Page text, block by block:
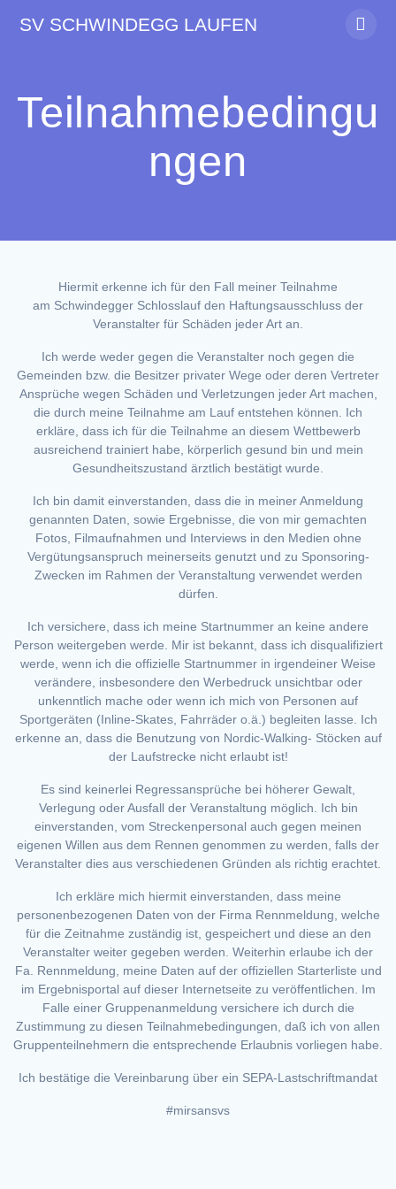
Inhalt
SV SCHWINDEGG LAUFEN
Teilnahmebedingu
ngen
Hiermit erkenne ich für den Fall meiner Teilnahme
am Schwindegger Schlosslauf den Haftungsausschluss der
Veranstalter für Schäden jeder Art an.
Ich werde weder gegen die Veranstalter noch gegen die
Gemeinden bzw. die Besitzer privater Wege oder deren Vertreter
Ansprüche wegen Schäden und Verletzungen jeder Art machen,
die durch meine Teilnahme am Lauf entstehen können. Ich
erkläre, dass ich für die Teilnahme an diesem Wettbewerb
ausreichend trainiert habe, körperlich gesund bin und mein
Gesundheitszustand ärztlich bestätigt wurde.
Ich bin damit einverstanden, dass die in meiner Anmeldung
genannten Daten, sowie Ergebnisse, die von mir gemachten
Fotos, Filmaufnahmen und Interviews in den Medien ohne
Vergütungsanspruch meinerseits genutzt und zu Sponsoring-
Zwecken im Rahmen der Veranstaltung verwendet werden
dürfen.
Ich versichere, dass ich meine Startnummer an keine andere
Person weitergeben werde. Mir ist bekannt, dass ich disqualifiziert
werde, wenn ich die offizielle Startnummer in irgendeiner Weise
verändere, insbesondere den Werbedruck unsichtbar oder
unkenntlich mache oder wenn ich mich von Personen auf
Sportgeräten (Inline-Skates, Fahrräder o.ä.) begleiten lasse. Ich
erkenne an, dass die Benutzung von Nordic-Walking- Stöcken auf
der Laufstrecke nicht erlaubt ist!
Es sind keinerlei Regressansprüche bei höherer Gewalt,
Verlegung oder Ausfall der Veranstaltung möglich. Ich bin
einverstanden, vom Streckenpersonal auch gegen meinen
eigenen Willen aus dem Rennen genommen zu werden, falls der
Veranstalter dies aus verschiedenen Gründen als richtig erachtet.
Ich erkläre mich hiermit einverstanden, dass meine
personenbezogenen Daten von der Firma Rennmeldung, welche
für die Zeitnahme zuständig ist, gespeichert und diese an den
Veranstalter weiter gegeben werden. Weiterhin erlaube ich der
Fa. Rennmeldung, meine Daten auf der offiziellen Starterliste und
im Ergebnisportal auf dieser Internetseite zu veröffentlichen. Im
Falle einer Gruppenanmeldung versichere ich durch die
Zustimmung zu diesen Teilnahmebedingungen, daß ich von allen
Gruppenteilnehmern die entsprechende Erlaubnis vorliegen habe.
Ich bestätige die Vereinbarung über ein SEPA-Lastschriftmandat
#mirsansvs